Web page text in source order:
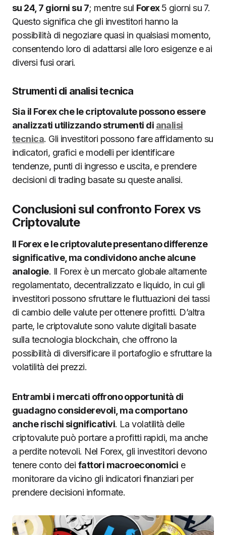
su 24, 7 giorni su 7; mentre sul Forex5 giorni su 7.
Questo significa che gli investitori hanno la
possibilità di negoziare quasi in qualsiasi momento,
consentendo loro di adattarsi alle loro esigenze e ai
diversi fusi orari.
Strumenti di analisi tecnica
Sia il Forex che le criptovalute possono essere
analizzati utilizzando strumenti di analisi
tecnica. Gli investitori possono fare affidamento su
indicatori, grafici e modelli per identificare
tendenze, punti di ingresso e uscita, e prendere
decisioni di trading basate su queste analisi.
Conclusioni sul confronto Forex vs
Criptovalute
Il Forex e le criptovalute presentano differenze
significative, ma condividono anche alcune
analogie. Il Forex è un mercato globale altamente
regolamentato, decentralizzato e liquido, in cui gli
investitori possono sfruttare le fluttuazioni dei tassi
di cambio delle valute per ottenere profitti. D’altra
parte, le criptovalute sono valute digitali basate
sulla tecnologia blockchain, che offrono la
possibilità di diversificare il portafoglio e sfruttare la
volatilità dei prezzi.
Entrambi i mercati offrono opportunità di
guadagno considerevoli, ma comportano
anche rischi significativi. La volatilità delle
criptovalute può portare a profitti rapidi, ma anche
a perdite notevoli. Nel Forex, gli investitori devono
tenere conto dei fattori macroeconomici e
monitorare da vicino gli indicatori finanziari per
prendere decisioni informate.